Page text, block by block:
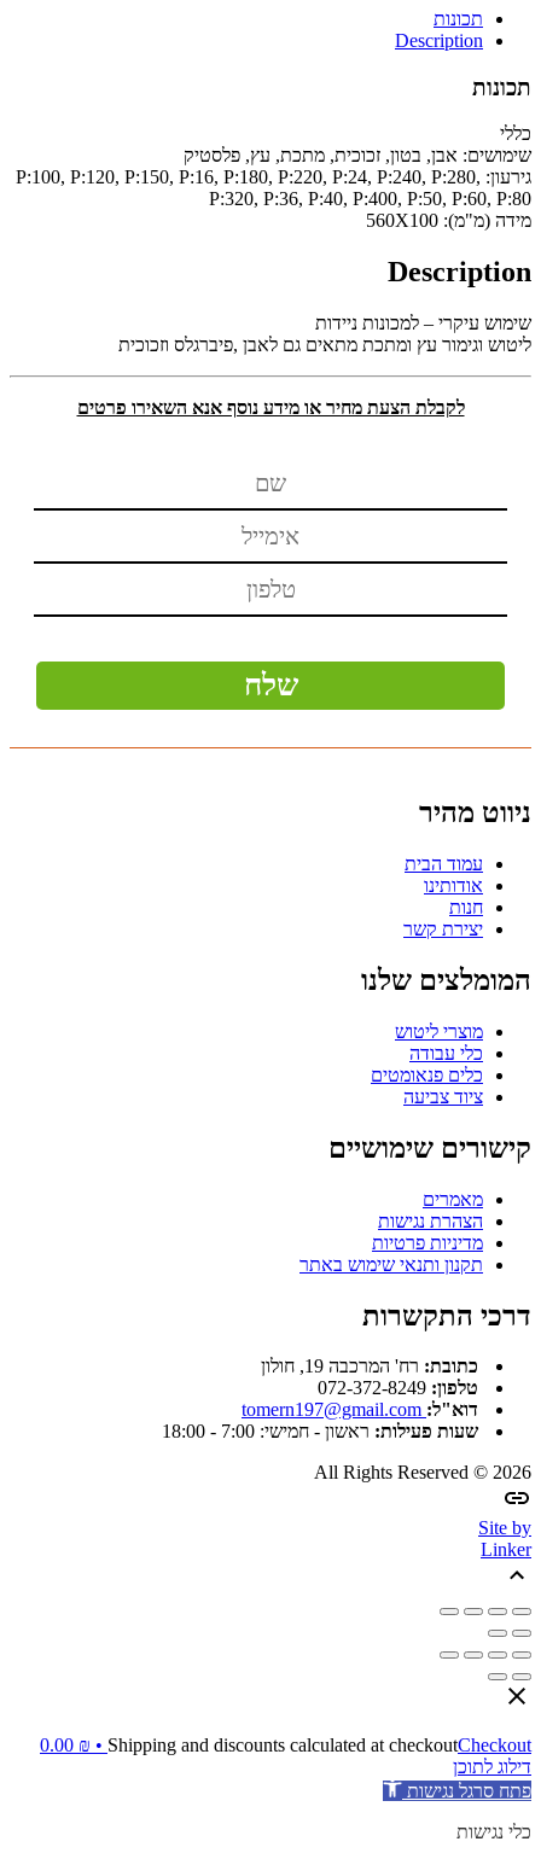
תכונות
Description
תכונות
כללי
שימושים: אבן, בטון, זכוכית, מתכת, עץ, פלסטיק
גירעון: P:100, P:120, P:150, P:16, P:180, P:220, P:24, P:240, P:280,
P:320, P:36, P:40, P:400, P:50, P:60, P:80
מידה (מ"מ): 560X100
Description
שימוש עיקרי – למכונות ניידות
ליטוש וגימור עץ ומתכת מתאים גם לאבן ,פיברגלס וזכוכית
לקבלת הצעת מחיר או מידע נוסף אנא השאירו פרטים
ניווט מהיר
עמוד הבית
אודותינו
חנות
יצירת קשר
המומלצים שלנו
מוצרי ליטוש
כלי עבודה
כלים פנאומטים
ציוד צביעה
קישורים שימושיים
מאמרים
הצהרת נגישות
מדיניות פרטיות
תקנון ותנאי שימוש באתר
דרכי התקשרות
כתובת: רח' המרכבה 19, חולון
טלפון:
דוא"ל:
שעות פעילות: ראשון - חמישי: 7:00 - 18:00
All Rights Reserved © 2026
Site by
Linker
Shipping and discounts calculated at checkoutCheckout •
0.00 ₪
דילוג לתוכן
פתח סרגל נגישות
כלי נגישות